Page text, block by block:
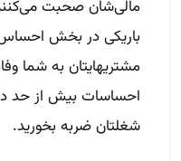
مالی‌شان صحبت می‌کنند
باریکی در بخش
مشتریهایتان به شما
احساسات بیش از حد
شغلتان ضربه بخورید.